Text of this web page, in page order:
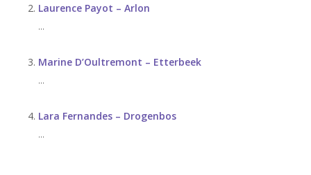
Laurence Payot – Arlon
...
Marine D’Oultremont – Etterbeek
...
Lara Fernandes – Drogenbos
...